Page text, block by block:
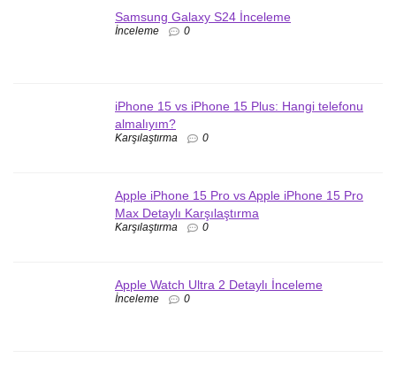
Samsung Galaxy S24 İnceleme
İnceleme 0
iPhone 15 vs iPhone 15 Plus: Hangi telefonu
almalıyım?
Karşılaştırma 0
Apple iPhone 15 Pro vs Apple iPhone 15 Pro
Max Detaylı Karşılaştırma
Karşılaştırma 0
Apple Watch Ultra 2 Detaylı İnceleme
İnceleme 0